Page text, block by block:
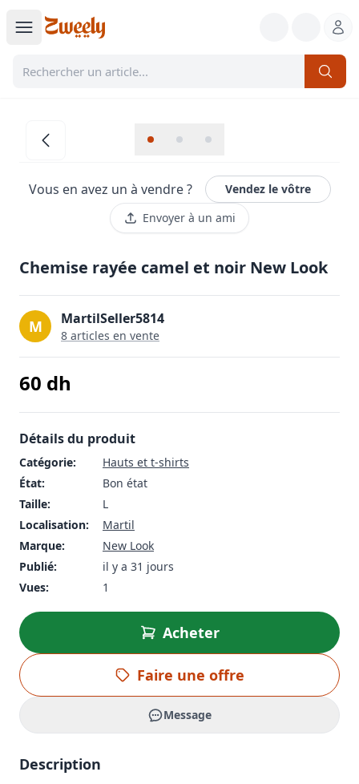
Vous en avez un à vendre ?
Vendez le vôtre
Envoyer à un ami
Chemise rayée camel et noir New Look
M MartilSeller5814
8 articles en vente
60 dh
Détails du produit
Catégorie:
Hauts et t-shirts
État:
Bon état
Taille:
L
Localisation:
Martil
Marque:
New Look
Publié:
il y a 31 jours
Vues:
1
Acheter
Faire une offre
Message
Description